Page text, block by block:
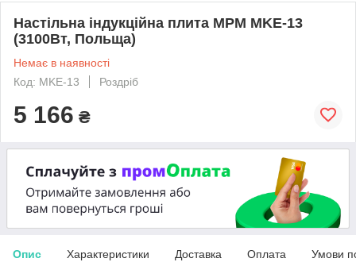
Настільна індукційна плита МРМ MKE-13
(3100Вт, Польща)
Немає в наявності
Код: MKE-13
Роздріб
5 166 ₴
Опис Характеристики Доставка Оплата Умови